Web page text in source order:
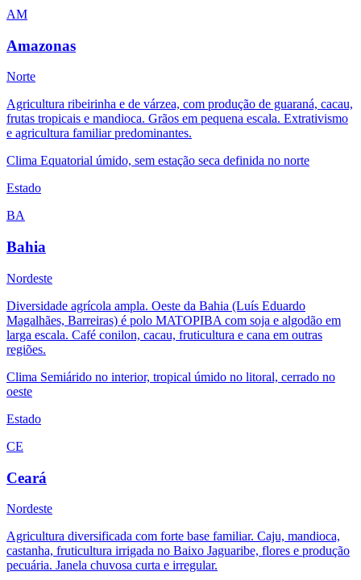
AM
Amazonas
Norte
Agricultura ribeirinha e de várzea, com produção de guaraná, cacau,
frutas tropicais e mandioca. Grãos em pequena escala. Extrativismo
e agricultura familiar predominantes.
Clima Equatorial úmido, sem estação seca definida no norte
Estado
BA
Bahia
Nordeste
Diversidade agrícola ampla. Oeste da Bahia (Luís Eduardo
Magalhães, Barreiras) é polo MATOPIBA com soja e algodão em
larga escala. Café conilon, cacau, fruticultura e cana em outras
regiões.
Clima Semiárido no interior, tropical úmido no litoral, cerrado no
oeste
Estado
CE
Ceará
Nordeste
Agricultura diversificada com forte base familiar. Caju, mandioca,
castanha, fruticultura irrigada no Baixo Jaguaribe, flores e produção
pecuária. Janela chuvosa curta e irregular.